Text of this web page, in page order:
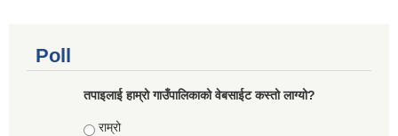
Poll
तपाइलाई हाम्रो गाउँपालिकाको वेबसाईट कस्तो लाग्यो?
Choices
राम्रो